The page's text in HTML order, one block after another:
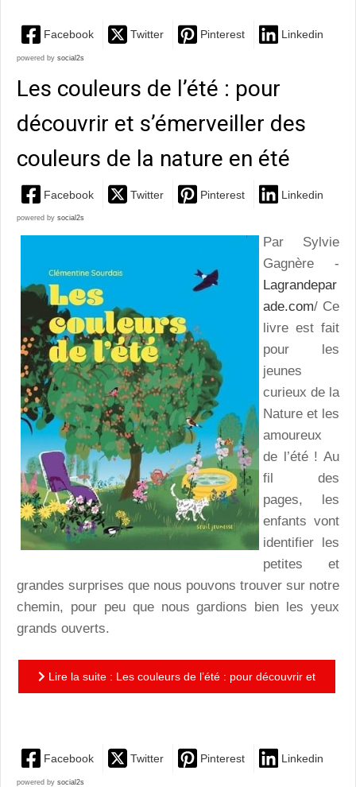
Facebook Twitter Pinterest Linkedin
powered by social2s
Les couleurs de l’été : pour
découvrir et s’émerveiller des
couleurs de la nature en été
Facebook Twitter Pinterest Linkedin
powered by social2s
Par Sylvie
Gagnère -
Lagrandepar
ade.com/ Ce
livre est fait
pour les
jeunes
curieux de la
Nature et les
amoureux
de l’été ! Au
fil des
pages, les
enfants vont
identifier les
petites et
grandes surprises que nous pouvons trouver sur notre
chemin, pour peu que nous gardions bien les yeux
grands ouverts.
Lire la suite : Les couleurs de l’été : pour découvrir et
Facebook Twitter Pinterest Linkedin
powered by social2s